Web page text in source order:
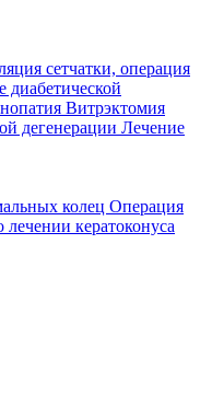
сетчатки, операция
диабетической
Витрэктомия
дегенерации Лечение
колец Операция
кератоконуса